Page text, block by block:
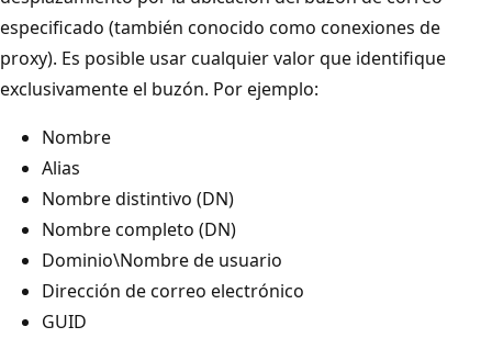
especificado (también conocido como conexiones de
proxy). Es posible usar cualquier valor que identifique
exclusivamente el buzón. Por ejemplo:
Nombre
Alias
Nombre distintivo (DN)
Nombre completo (DN)
Dominio\Nombre de usuario
Dirección de correo electrónico
GUID